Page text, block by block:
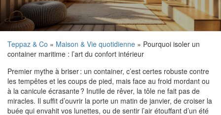
Teppaz & Co » Maison & Vie quotidienne » Pourquoi isoler un
container maritime : l’art du confort intérieur
Premier mythe à briser : un container, c’est certes robuste contre
les tempêtes et les coups de pied, mais face au froid mordant ou
à la canicule écrasante ? Inutile de rêver, la tôle ne fait pas de
miracles. Il suffit d’ouvrir la porte un matin de janvier, de croiser la
buée qui envahit vos lunettes, ou de sentir l’air étouffant d’un été